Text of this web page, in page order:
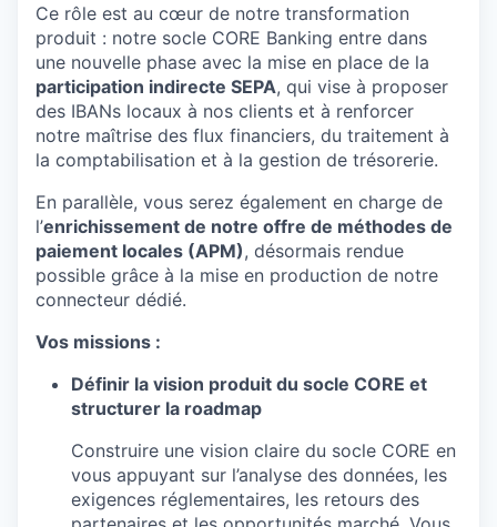
Ce rôle est au cœur de notre transformation
produit : notre socle CORE Banking entre dans
une nouvelle phase avec la mise en place de la
participation indirecte SEPA, qui vise à proposer
des IBANs locaux à nos clients et à renforcer
notre maîtrise des flux financiers, du traitement à
la comptabilisation et à la gestion de trésorerie.
En parallèle, vous serez également en charge de
l’enrichissement de notre offre de méthodes de
paiement locales (APM), désormais rendue
possible grâce à la mise en production de notre
connecteur dédié.
Vos missions :
Définir la vision produit du socle CORE et
structurer la roadmap
Construire une vision claire du socle CORE en
vous appuyant sur l’analyse des données, les
exigences réglementaires, les retours des